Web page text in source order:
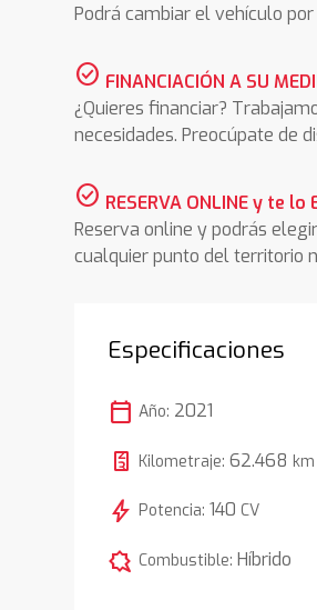
Podrá cambiar el vehículo
check_circle FINANCIACIÓN A SU
¿Quieres financiar?
necesidades. Preocúpate de
check_circle RESERVA ONLINE y te lo
Reserva online y podrás
cualquier punto del territorio
Especificaciones
calendar_today Año: 2021
Kilometraje:62.468 km
bolt Potencia:140 CV
comic_bubble Combustible:Híbrido